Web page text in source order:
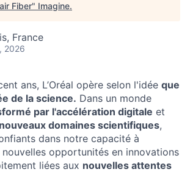
Fiber" Imagine.
France
2026
ans, L’Oréal opère selon l'idée que
de la science. Dans un monde
par l'accélération digitale et
nouveaux domaines scientifiques,
dans notre capacité à
opportunités en innovations
liées aux nouvelles attentes